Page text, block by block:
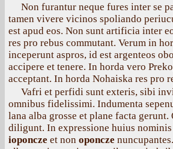
Non furantur neque fures inter se
tamen vivere vicinos spoliando
est apud eos. Non sunt artificia inter
res pro rebus commutant. Verum in
inceperunt aspros, id est argenteos
accipere et tenere. In horda vero
acceptant. In horda Nohaiska res pro
Vafri et perfidi sunt exteris, sibi
omnibus fidelissimi. Indumenta
lana alba grosse et plane facta
diligunt. In expressione huius
ioponcze et non oponcze